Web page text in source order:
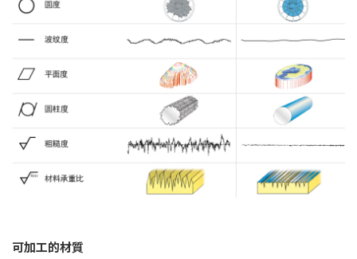
可加工的材質